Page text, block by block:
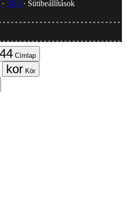
RSS
Sütibeállítások
Címlap
Kör